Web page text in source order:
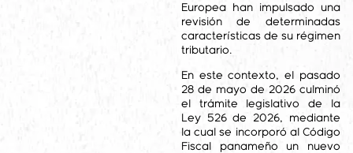
Europea han impulsado una
revisión de determinadas
características de su régimen
tributario.
En este contexto, el pasado
28 de mayo de 2026 culminó
el trámite legislativo de la
Ley 526 de 2026, mediante
la cual se incorporó al Código
Fiscal panameño un nuevo